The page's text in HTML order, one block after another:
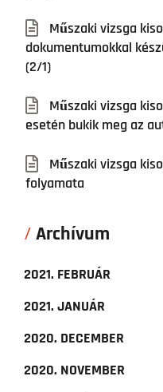
Műszaki vizsga
dokumentumokkal
(2/1)
Műszaki vizsga
esetén bukik meg az
Műszaki vizsga
folyamata
Archívum
2021. FEBRUÁR
2021. JANUÁR
2020. DECEMBER
2020. NOVEMBER